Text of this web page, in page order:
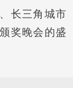
长三角城市
奖晚会的盛